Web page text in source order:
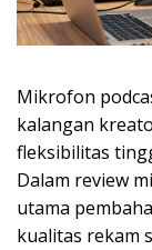
Mikrofon
kalangan
fleksibilitas
Dalam review
utama
kualitas rekam